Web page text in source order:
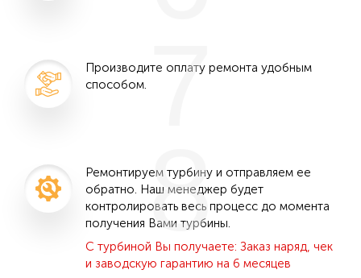
Производите оплату ремонта удобным
способом.7
Ремонтируем турбину и отправляем ее
обратно. Наш менеджер будет
контролировать весь процесс до момента
получения Вами турбины.
С турбиной Вы получаете: Заказ наряд, чек
и заводскую гарантию на 6 месяцев
8